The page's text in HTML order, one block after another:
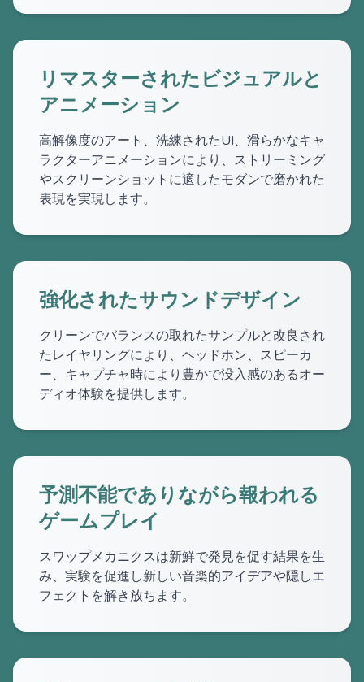
リマスターされたビジュアルと
アニメーション
高解像度のアート、洗練されたUI、滑らかなキャ
ラクターアニメーションにより、ストリーミング
やスクリーンショットに適したモダンで磨かれた
表現を実現します。
強化されたサウンドデザイン
クリーンでバランスの取れたサンプルと改良され
たレイヤリングにより、ヘッドホン、スピーカ
ー、キャプチャ時により豊かで没入感のあるオー
ディオ体験を提供します。
予測不能でありながら報われる
ゲームプレイ
スワップメカニクスは新鮮で発見を促す結果を生
み、実験を促進し新しい音楽的アイデアや隠しエ
フェクトを解き放ちます。